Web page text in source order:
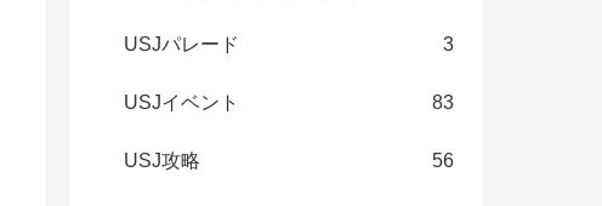
USJパレード 3
USJイベント 83
USJ攻略 56